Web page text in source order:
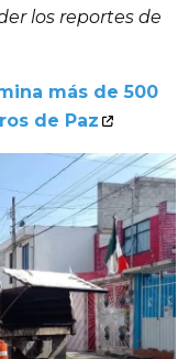
los reportes de
más de 500
de Paz